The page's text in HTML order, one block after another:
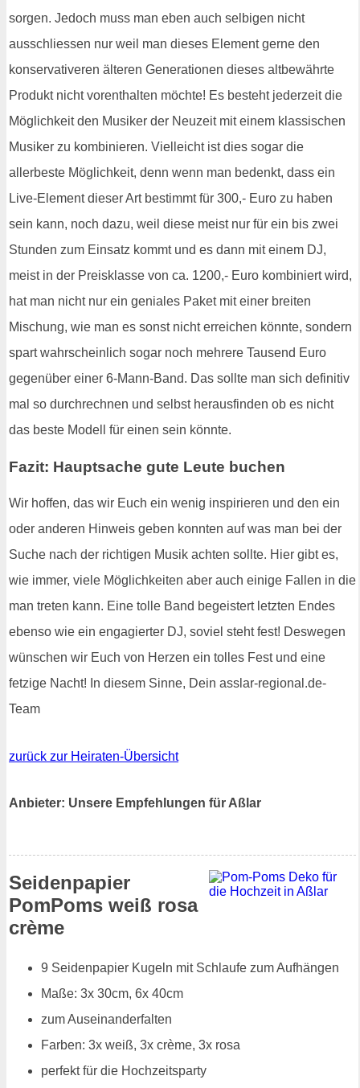
sorgen. Jedoch muss man eben auch selbigen nicht
ausschliessen nur weil man dieses Element gerne den
konservativeren älteren Generationen dieses altbewährte
Produkt nicht vorenthalten möchte! Es besteht jederzeit die
Möglichkeit den Musiker der Neuzeit mit einem klassischen
Musiker zu kombinieren. Vielleicht ist dies sogar die
allerbeste Möglichkeit, denn wenn man bedenkt, dass ein
Live-Element dieser Art bestimmt für 300,- Euro zu haben
sein kann, noch dazu, weil diese meist nur für ein bis zwei
Stunden zum Einsatz kommt und es dann mit einem DJ,
meist in der Preisklasse von ca. 1200,- Euro kombiniert wird,
hat man nicht nur ein geniales Paket mit einer breiten
Mischung, wie man es sonst nicht erreichen könnte, sondern
spart wahrscheinlich sogar noch mehrere Tausend Euro
gegenüber einer 6-Mann-Band. Das sollte man sich definitiv
mal so durchrechnen und selbst herausfinden ob es nicht
das beste Modell für einen sein könnte.
Fazit: Hauptsache gute Leute buchen
Wir hoffen, das wir Euch ein wenig inspirieren und den ein
oder anderen Hinweis geben konnten auf was man bei der
Suche nach der richtigen Musik achten sollte. Hier gibt es,
wie immer, viele Möglichkeiten aber auch einige Fallen in die
man treten kann. Eine tolle Band begeistert letzten Endes
ebenso wie ein engagierter DJ, soviel steht fest! Deswegen
wünschen wir Euch von Herzen ein tolles Fest und eine
fetzige Nacht! In diesem Sinne, Dein asslar-regional.de-
Team
zurück zur Heiraten-Übersicht
Anbieter: Unsere Empfehlungen für Aßlar
Seidenpapier
PomPoms weiß rosa
crème
9 Seidenpapier Kugeln mit Schlaufe zum Aufhängen
Maße: 3x 30cm, 6x 40cm
zum Auseinanderfalten
Farben: 3x weiß, 3x crème, 3x rosa
perfekt für die Hochzeitsparty